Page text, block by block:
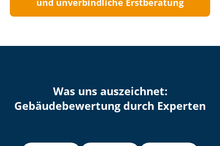
Was uns auszeichnet:
Ge­bäu­de­be­wer­tung durch Experten